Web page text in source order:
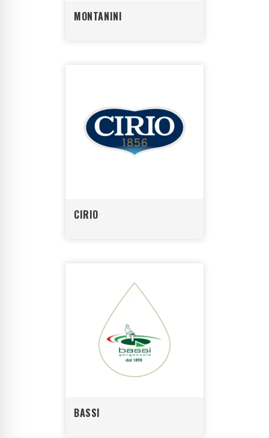
MONTANINI
CIRIO
BASSI